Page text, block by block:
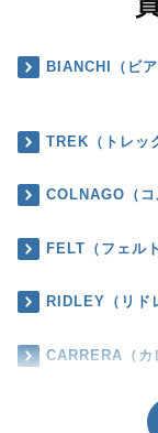
BIANCHI（ビア
TREK（トレッ
COLNAGO（コ
FELT（フェルト
RIDLEY（リド
CARRERA（カ